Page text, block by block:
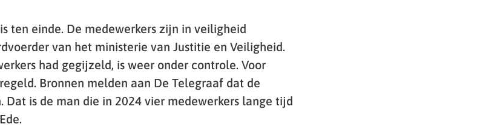
ten einde. De medewerkers zijn in veiligheid
van het ministerie van Justitie en Veiligheid.
had gegijzeld, is weer onder controle. Voor
Bronnen melden aan De Telegraaf dat de
Dat is de man die in 2024 vier medewerkers lange tijd